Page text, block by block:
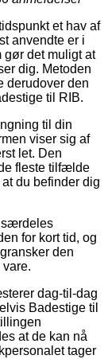
et hav af
anvendte er i
gør det muligt at
dig. Metoden
derudover den
til RIB.
til din
viser sig af
let. Den
fleste tilfælde
du befinder dig
særdeles
for kort tid, og
den
dag-til-dag
Badestige til
at de kan nå
tager